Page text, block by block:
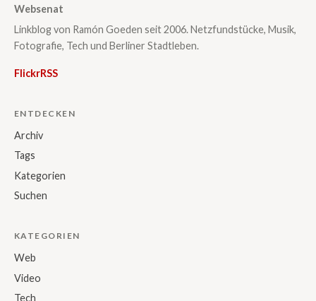
Websenat
Linkblog von Ramón Goeden seit 2006. Netzfundstücke, Musik,
Fotografie, Tech und Berliner Stadtleben.
FlickrRSS
ENTDECKEN
Archiv
Tags
Kategorien
Suchen
KATEGORIEN
Web
Video
Tech